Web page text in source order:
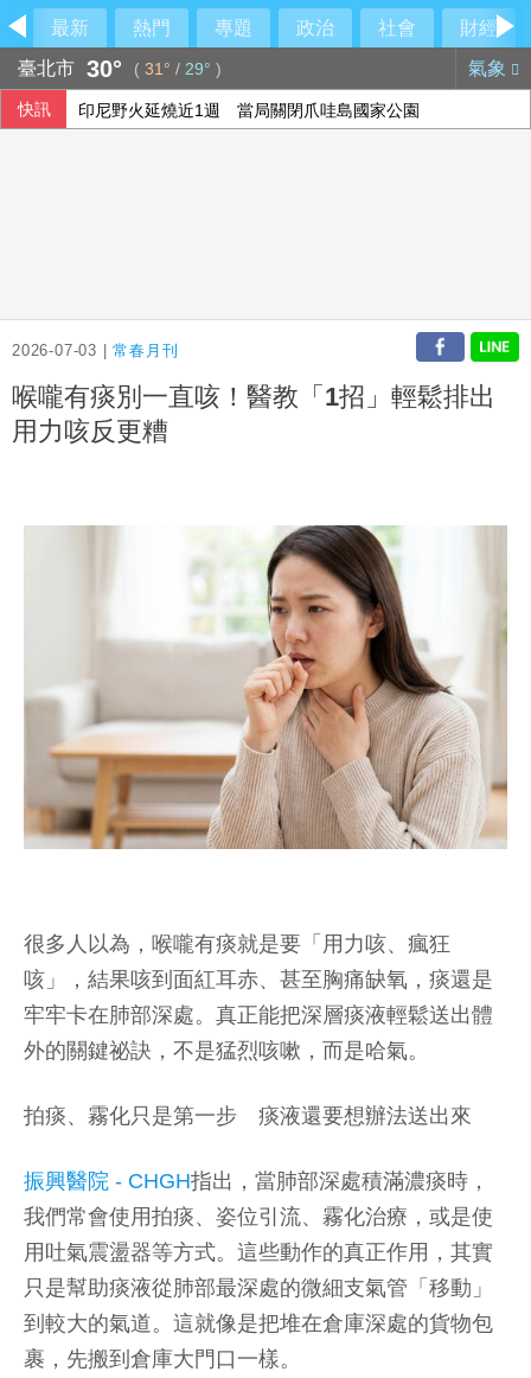
最新 熱門 專題 政治 社會
財經
臺北市 30° ( 31° / 29° ) 氣象
快訊 印尼野火延燒近1週 當局關閉爪哇島國家公園
2026-07-03 |常春月刊
喉嚨有痰別一直咳！醫教「1招」輕鬆排出
用力咳反更糟
很多人以為，喉嚨有痰就是要「用力咳、瘋狂
咳」，結果咳到面紅耳赤、甚至胸痛缺氧，痰還是
牢牢卡在肺部深處。真正能把深層痰液輕鬆送出體
外的關鍵祕訣，不是猛烈咳嗽，而是哈氣。
拍痰、霧化只是第一步 痰液還要想辦法送出來
振興醫院 - CHGH指出，當肺部深處積滿濃痰時，
我們常會使用拍痰、姿位引流、霧化治療，或是使
用吐氣震盪器等方式。這些動作的真正作用，其實
只是幫助痰液從肺部最深處的微細支氣管「移動」
到較大的氣道。這就像是把堆在倉庫深處的貨物包
裹，先搬到倉庫大門口一樣。